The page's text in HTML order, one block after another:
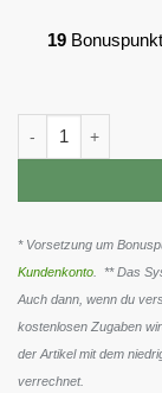
19
ProFuel Vitamin B
* Vorsetzung um
Kundenkonto . ** Das
Auch dann, wenn du
kostenlosen Zugaben
der Artikel mit dem
verrechnet.